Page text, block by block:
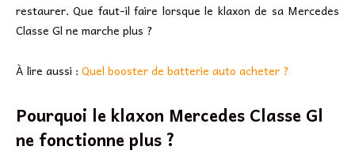
restaurer. Que faut-il faire lorsque le klaxon de sa Mercedes
Classe Gl ne marche plus ?
À lire aussi : Quel booster de batterie auto acheter ?
Pourquoi le klaxon Mercedes Classe Gl
ne fonctionne plus ?